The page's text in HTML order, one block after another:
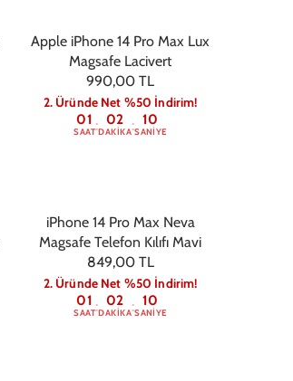
Apple iPhone 14 Pro Max Lux
Magsafe Lacivert
990,00 TL
2. Üründe Net %50 İndirim!
01
SAAT: 02
DAKIKA: 09
SANIYE
iPhone 14 Pro Max Neva
Magsafe Telefon Kılıfı Mavi
849,00 TL
2. Üründe Net %50 İndirim!
01
SAAT: 02
DAKIKA: 09
SANIYE